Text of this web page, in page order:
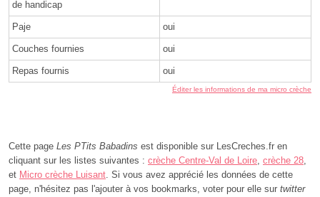
de handicap
Paje oui
Couches fournies oui
Repas fournis oui
Éditer les informations de ma micro crèche
Cette page Les PTits Babadins est disponible sur LesCreches.fr en
cliquant sur les listes suivantes : crèche Centre-Val de Loire, crèche 28,
et Micro crèche Luisant. Si vous avez apprécié les données de cette
page, n'hésitez pas l'ajouter à vos bookmarks, voter pour elle sur twitter